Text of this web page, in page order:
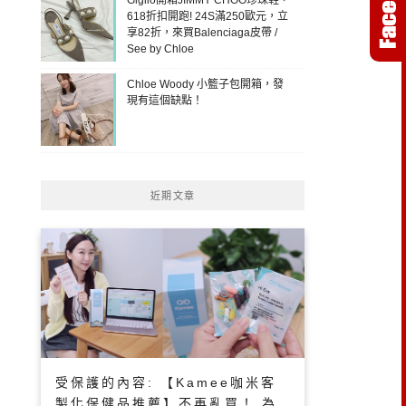
618折扣開跑! 24S滿250歐元，立
享82折，來買Balenciaga皮帶 /
See by Chloe
Chloe Woody 小籃子包開箱，發
現有這個缺點！
近期文章
受保護的內容: 【Kamee咖米客
製化保健品推薦】不再亂買！ 為